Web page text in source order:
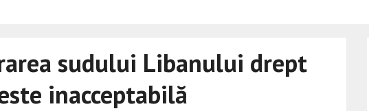
sudului Libanului drept
inacceptabilă